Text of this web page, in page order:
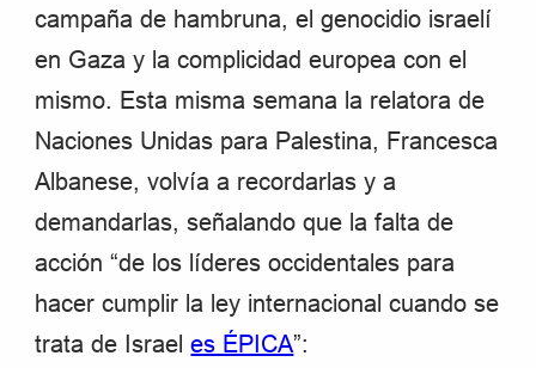
campaña de hambruna, el genocidio israelí
en Gaza y la complicidad europea con el
mismo. Esta misma semana la relatora de
Naciones Unidas para Palestina, Francesca
Albanese, volvía a recordarlas y a
demandarlas, señalando que la falta de
acción “de los líderes occidentales para
hacer cumplir la ley internacional cuando se
trata de Israeles ÉPICA”: